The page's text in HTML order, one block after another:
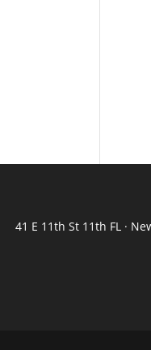
41 E 11th St 11th FL ·